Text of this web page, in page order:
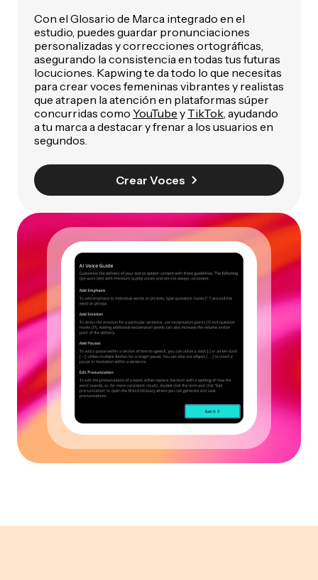
Con el Glosario de Marca integrado en el
estudio, puedes guardar pronunciaciones
personalizadas y correcciones ortográficas,
asegurando la consistencia en todas tus futuras
locuciones. Kapwing te da todo lo que necesitas
para crear voces femeninas vibrantes y realistas
que atrapen la atención en plataformas súper
concurridas como YouTube y TikTok, ayudando
a tu marca a destacar y frenar a los usuarios en
segundos.
Crear Voces